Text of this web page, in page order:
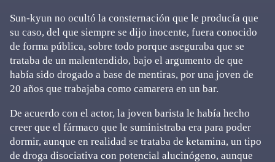
Sun-kyun no ocultó la consternación que le producía que
su caso, del que siempre se dijo inocente, fuera conocido
de forma pública, sobre todo porque aseguraba que se
trataba de un malentendido, bajo el argumento de que
había sido drogado a base de mentiras, por una joven de
20 años que trabajaba como camarera en un bar.
De acuerdo con el actor, la joven barista le había hecho
creer que el fármaco que le suministraba era para poder
dormir, aunque en realidad se trataba de ketamina, un tipo
de droga disociativa con potencial alucinógeno, aunque